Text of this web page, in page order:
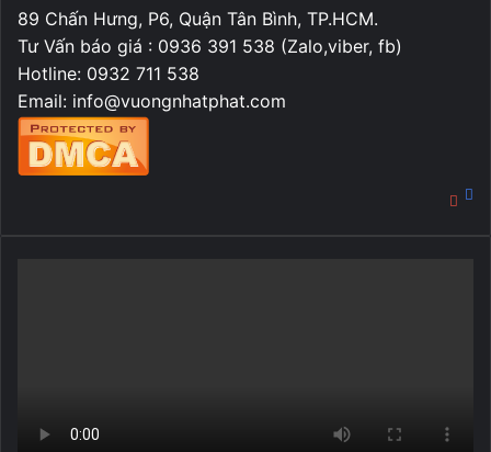
89 Chấn Hưng, P6, Quận Tân Bình, TP.HCM.
Tư Vấn báo giá : 0936 391 538 (Zalo,viber, fb)
Hotline: 0932 711 538
Email: info@vuongnhatphat.com